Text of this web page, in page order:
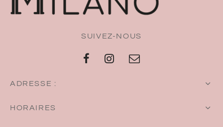
SUIVEZ-NOUS
ADRESSE :
HORAIRES